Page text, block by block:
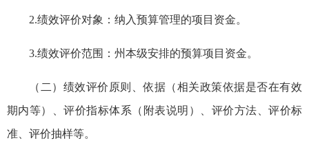
2.绩效评价对象：纳入预算管理的项目资金。
3.绩效评价范围：州本级安排的预算项目资金。
（二）绩效评价原则、依据（相关政策依据是否在有效
期内等）、评价指标体系（附表说明）、评价方法、评价标
准、评价抽样等。